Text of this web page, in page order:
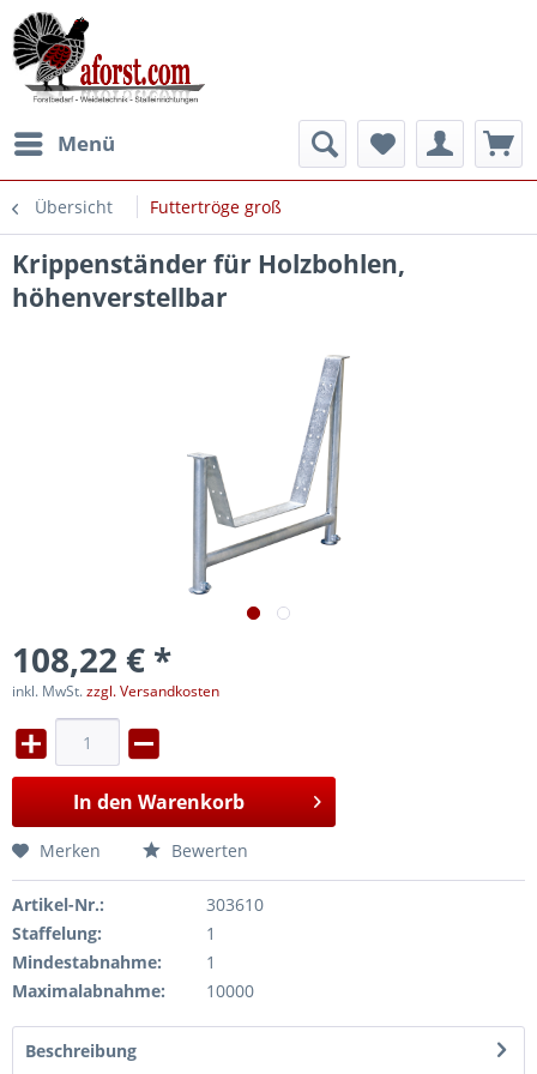
Menü
Übersicht Futtertröge groß
Krippenständer für Holzbohlen,
höhenverstellbar
108,22 € *
inkl. MwSt.zzgl. Versandkosten
In den Warenkorb
Merken Bewerten
Artikel-Nr.:
303610
Staffelung:
1
Mindestabnahme:
1
Maximalabnahme:
10000
Beschreibung